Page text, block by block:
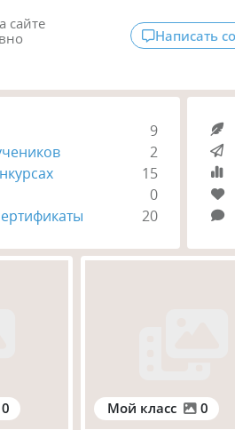
сайте
Написать
9
2
15
0
20
0 Мой класс 0